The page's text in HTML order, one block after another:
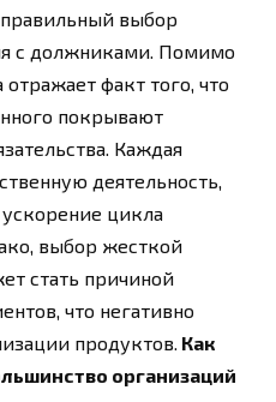
выбор
с должниками. Помимо
факт того, что
покрывают
Каждая
деятельность,
цикла
выбор жесткой
стать причиной
что негативно
продуктов. Как
организаций